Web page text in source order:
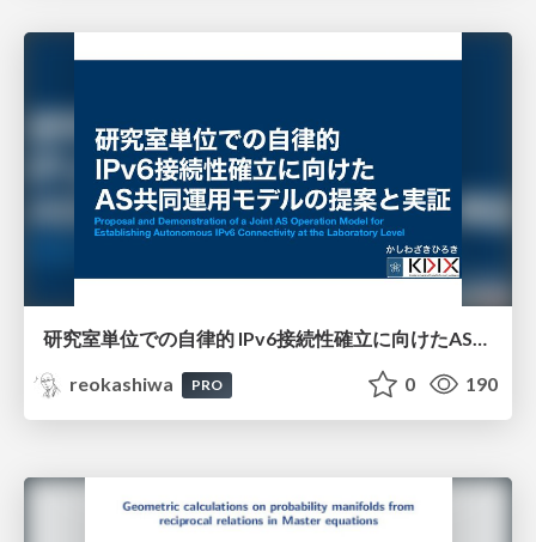
研究室単位での自律的 IPv6接続性確立に向けたAS共同運用モデルの提案と実証
reokashiwa
PRO 0 190